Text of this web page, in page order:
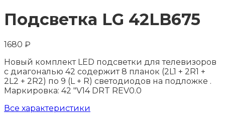
Подсветка LG 42LB675
1680 ₽
Новый комплект LED подсветки для телевизоров
с диагональю 42 содержит 8 планок (2L1 + 2R1 +
2L2 + 2R2) по 9 (L + R) светодиодов на подложке .
Маркировка: 42 "V14 DRT REV0.0
Все характеристики